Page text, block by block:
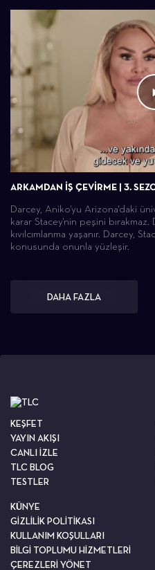
ARKAMDAN İŞ ÇEVİRME | 3.
Darcey, Aniko'yu Arizona'daki
karar Stacey'nin peşini
kıvılcımlanma yaşanır. Darcey,
konusunda onunla yüzleşir.
DAHA FAZLA
KEŞFET
YAYIN AKIŞI
CANLI İZLE
TLC BLOG
TESTLER
KÜNYE
GİZLİLİK POLİTİKASI
KULLANIM KOŞULLARI
BİLGİ TOPLUMU HİZMETLERİ
ÇEREZLERİ YÖNET